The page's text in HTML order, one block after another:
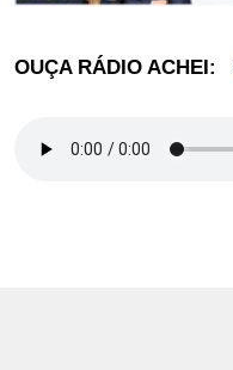
OUÇA RÁDIO ACHEI: